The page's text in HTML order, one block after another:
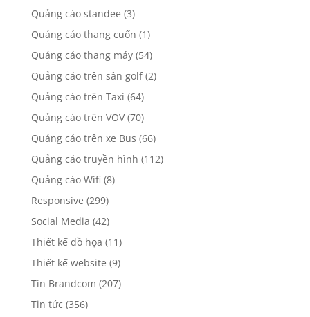
Quảng cáo standee (3)
Quảng cáo thang cuốn (1)
Quảng cáo thang máy(54)
Quảng cáo trên sân golf(2)
Quảng cáo trên Taxi (64)
Quảng cáo trên VOV(70)
Quảng cáo trên xe Bus (66)
Quảng cáo truyền hình (112)
Quảng cáo Wifi (8)
Responsive (299)
Social Media (42)
Thiết kế đồ họa (11)
Thiết kế website (9)
Tin Brandcom (207)
Tin tức (356)